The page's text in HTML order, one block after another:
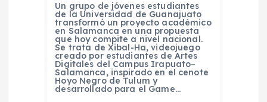
Un grupo de jóvenes estudiantes
de la Universidad de Guanajuato
transformó un proyecto académico
en Salamanca en una propuesta
que hoy compite a nivel nacional.
Se trata de Xibal-Ha, videojuego
creado por estudiantes de Artes
Digitales del Campus Irapuato–
Salamanca, inspirado en el cenote
Hoyo Negro de Tulum y
desarrollado para el Game…